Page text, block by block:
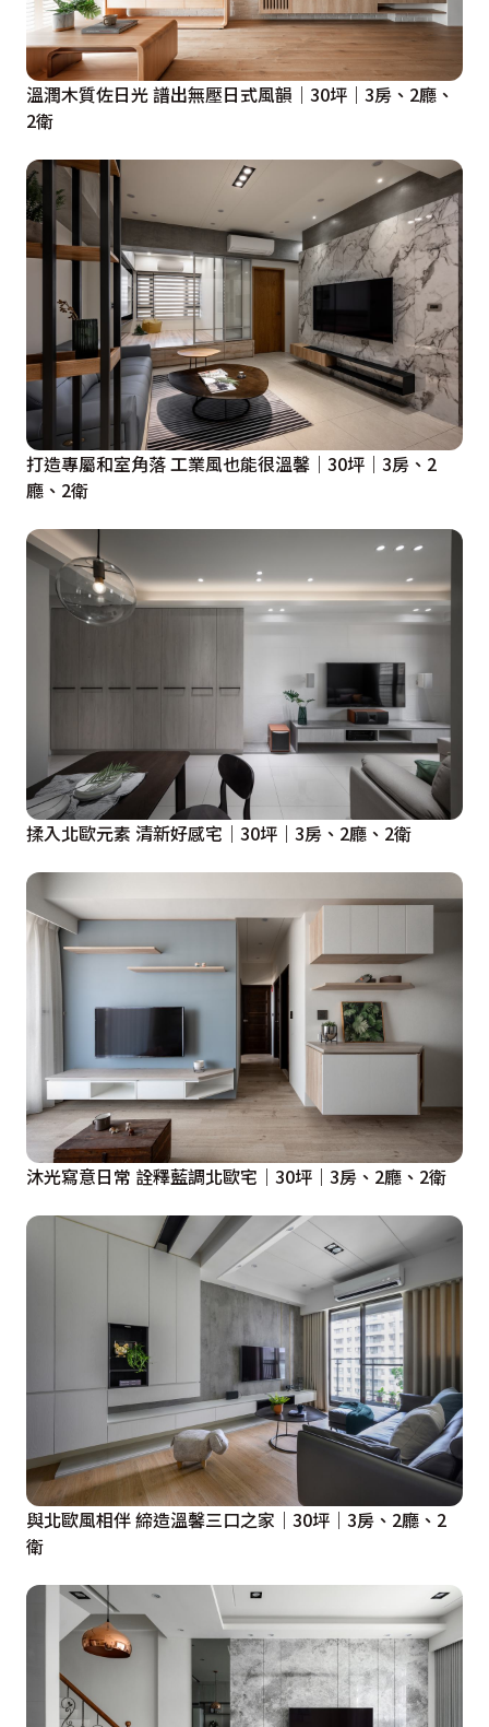
溫潤木質佐日光 譜出無壓日式風韻｜30坪｜3房、2廳、
2衛
打造專屬和室角落 工業風也能很溫馨｜30坪｜3房、2
廳、2衛
揉入北歐元素 清新好感宅｜30坪｜3房、2廳、2衛
沐光寫意日常 詮釋藍調北歐宅｜30坪｜3房、2廳、2衛
與北歐風相伴 締造溫馨三口之家｜30坪｜3房、2廳、2
衛